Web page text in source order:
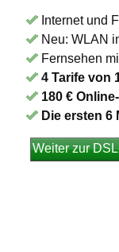
Internet und
Neu: WLAN
Fernsehen
4 Tarife von
180 €
Die ersten 6
Weiter zur